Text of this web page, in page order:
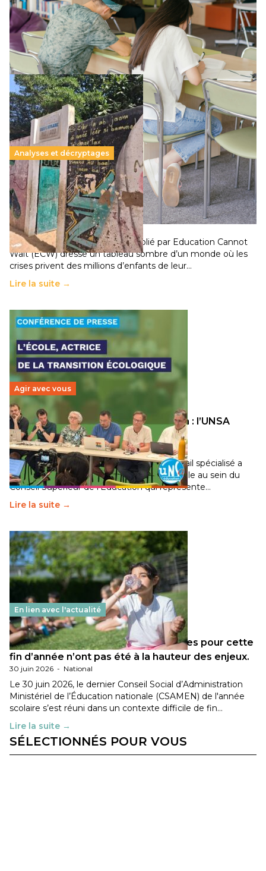
Le projet de loi sur la régulation de l’enseignement
supérieur privé met en lumière l’amplification d’un système
qui relègue l’acte pédagogique au superfétatoire, voire à…
Lire la suite →
Analyses et décryptages
258 millions d’enfants victimes de la guerre, des
chocs climatiques et des déplacements de
population
11 juillet 2026- National
Un nouveau rapport mondial publié par Education Cannot
Wait (ECW) dresse un tableau sombre d’un monde où les
crises privent des millions d’enfants de leur…
Lire la suite →
Agir avec vous
Transition écologique de l’éducation : l’UNSA
Éducation fait bouger les lignes
30 juin 2026-National
Pendant plusieurs mois, un groupe de travail spécialisé a
travaillé sur la transition écologique de l’Ecole au sein du
Conseil Supérieur de l’Éducation qui représente…
Lire la suite →
En lien avec l'actualité
Les décisions ministérielles attendues pour cette
fin d’année n’ont pas été à la hauteur des enjeux.
30 juin 2026 - National
Le 30 juin 2026, le dernier Conseil Social d’Administration
Ministériel de l’Éducation nationale (CSAMEN) de l'année
scolaire s’est réuni dans un contexte difficile de fin…
Lire la suite →
SÉLECTIONNÉS POUR VOUS